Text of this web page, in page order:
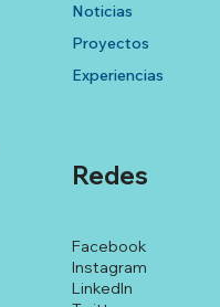
Facebook
Instagram
LinkedIn
Redes
Noticias
Proyectos
Experiencias